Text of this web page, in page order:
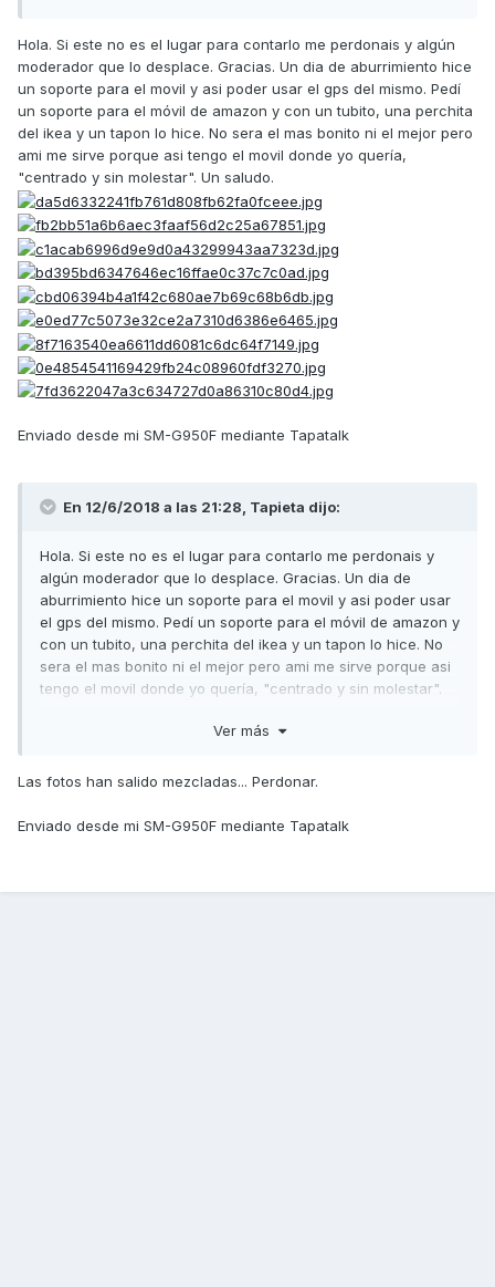
Hola. Si este no es el lugar para contarlo me perdonais y algún
moderador que lo desplace. Gracias. Un dia de aburrimiento hice
un soporte para el movil y asi poder usar el gps del mismo. Pedí
un soporte para el móvil de amazon y con un tubito, una perchita
del ikea y un tapon lo hice. No sera el mas bonito ni el mejor pero
ami me sirve porque asi tengo el movil donde yo quería,
"centrado y sin molestar". Un saludo.
Enviado desde mi SM-G950F mediante Tapatalk
En 12/6/2018 a las 21:28, Tapieta dijo:
Hola. Si este no es el lugar para contarlo me perdonais y
algún moderador que lo desplace. Gracias. Un dia de
aburrimiento hice un soporte para el movil y asi poder usar
el gps del mismo. Pedí un soporte para el móvil de amazon y
con un tubito, una perchita del ikea y un tapon lo hice. No
sera el mas bonito ni el mejor pero ami me sirve porque asi
tengo el movil donde yo quería, "centrado y sin molestar".
Ver más
Las fotos han salido mezcladas... Perdonar.
Enviado desde mi SM-G950F mediante Tapatalk